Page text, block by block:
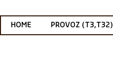
HOME PROVOZ (T3,T32)